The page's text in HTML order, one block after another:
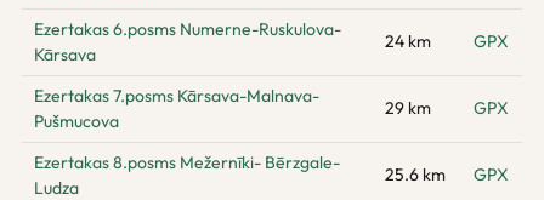
Ezertakas 6.posms Numerne-Ruskulova-
Kārsava
24 km GPX
Ezertakas 7.posms Kārsava-Malnava-
Pušmucova
29 km GPX
Ezertakas 8.posms Mežernīki- Bērzgale-
Ludza
25.6 km GPX